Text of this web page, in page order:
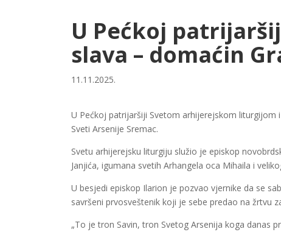
U Pećkoj
slava – domaćin
11.11.2025.
U Pećkoj patrijaršiji Svetom arhijerejskom liturgijom
Sveti Arsenije Sremac.
Svetu arhijerejsku liturgiju služio je episkop
Janjića, igumana svetih Arhangela oca Mihaila i
U besjedi episkop Ilarion je pozvao vjernike da se
savršeni prvosveštenik koji je sebe predao na žrtvu
„To je tron Savin, tron Svetog Arsenija koga danas